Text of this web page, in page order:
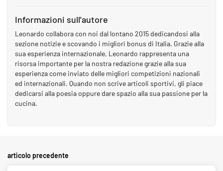
Informazioni sull'autore
Leonardo collabora con noi dal lontano 2015 dedicandosi alla
sezione notizie e scovando i migliori bonus di Italia. Grazie alla
sua esperienza internazionale, Leonardo rappresenta una
risorsa importante per la nostra redazione grazie alla sua
esperienza come inviato delle migliori competizioni nazionali
ed internazionali. Quando non scrive articoli sportivi, gli piace
dedicarsi alla poesia oppure dare spazio alla sua passione per la
cucina.
articolo precedente